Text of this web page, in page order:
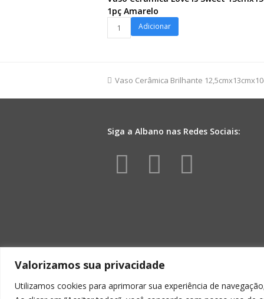
Valorizamos sua privacidade
Utilizamos cookies para aprimorar sua experiência de
1pç Amarelo
Cerâmica
13cmx15cm
1pç
Adicionar
previous
Vaso Cerâmica Brilhante
Siga a Albano nas Redes Sociais:
Facebook